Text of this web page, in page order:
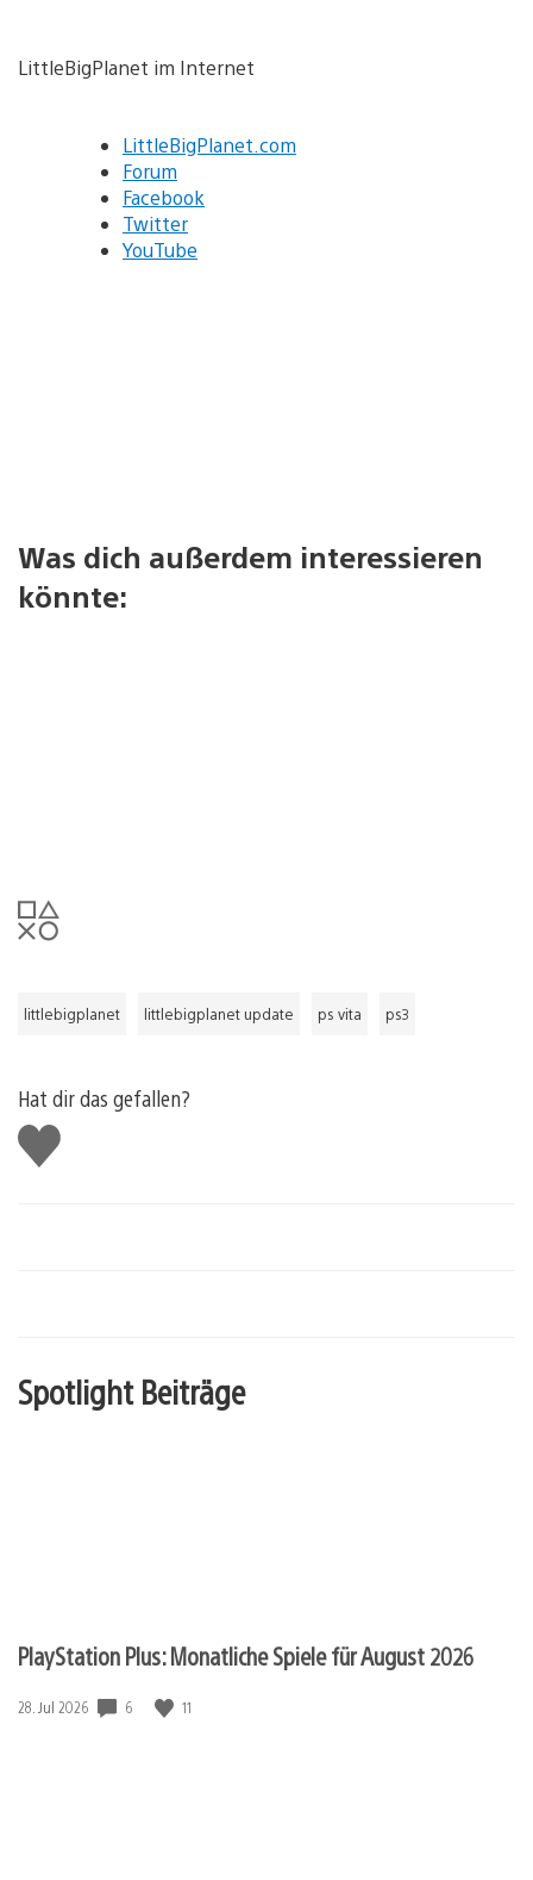
LittleBigPlanet im Internet
LittleBigPlanet.com
Forum
Facebook
Twitter
YouTube
Was dich außerdem interessieren
könnte:
littlebigplanet littlebigplanet update ps vita ps3
Hat dir das gefallen?
Gefällt
mir
Spotlight Beiträge
PlayStation Plus: Monatliche Spiele für August 2026
Veröffentlichungsdatum:
28. Jul 2026 6 11